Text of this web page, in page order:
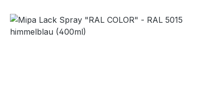
Bildergalerie überspringen